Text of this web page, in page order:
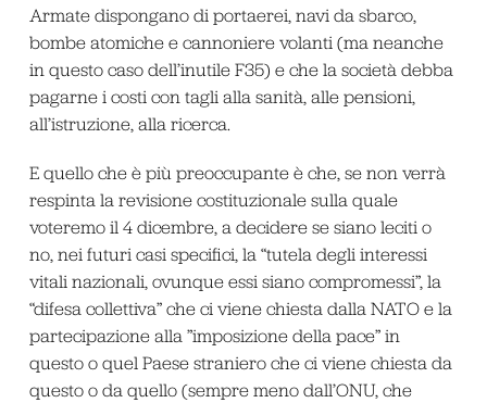
Armate dispongano di portaerei, navi da sbarco,
bombe atomiche e cannoniere volanti (ma neanche
in questo caso dell’inutile F35) e che la società debba
pagarne i costi con tagli alla sanità, alle pensioni,
all’istruzione, alla ricerca.
E quello che è più preoccupante è che, se non verrà
respinta la revisione costituzionale sulla quale
voteremo il 4 dicembre, a decidere se siano leciti o
no, nei futuri casi specifici, la “tutela degli interessi
vitali nazionali, ovunque essi siano compromessi”, la
“difesa collettiva” che ci viene chiesta dalla NATO e la
partecipazione alla ”imposizione della pace” in
questo o quel Paese straniero che ci viene chiesta da
questo o da quello (sempre meno dall’ONU, che